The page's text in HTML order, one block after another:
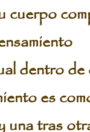
cuerpo
dentro de
es
una tras